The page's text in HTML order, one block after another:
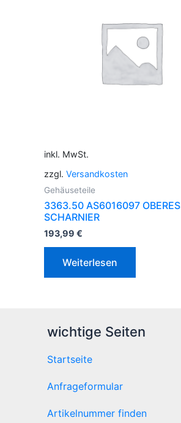
inkl. MwSt.
zzgl. Versandkosten
Gehäuseteile
3363.50 AS6016097 OBERES
SCHARNIER
193,99 €
Weiterlesen
wichtige Seiten
Startseite
Anfrageformular
Artikelnummer finden